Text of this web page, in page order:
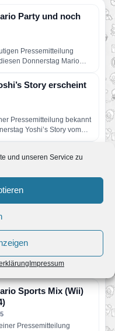
und unseren Service zu
Impressum
Party und noch
Pressemitteilung
Donnerstag Mario
Story erscheint
Pressemitteilung bekannt
Yoshi’s Story vom
Nintendo für New
Direct hat
Mario Galaxy
diesmal wieder Nintendo
bekanntgegeben! Für alle
Sports Mix (Wii)
Pressemitteilung